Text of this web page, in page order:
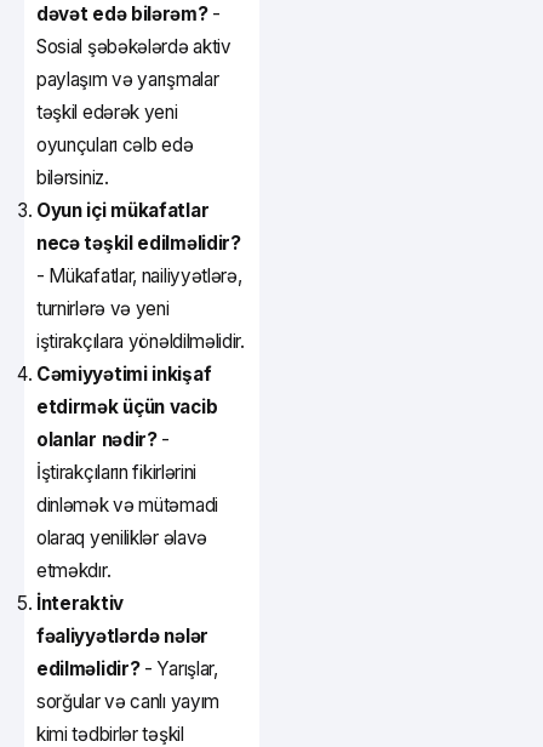
dəvət edə bilərəm?-
Sosial şəbəkələrdə aktiv
paylaşım və yarışmalar
təşkil edərək yeni
oyunçuları cəlb edə
bilərsiniz.
Oyun içi mükafatlar
necə təşkil edilməlidir?
- Mükafatlar, nailiyyətlərə,
turnirlərə və yeni
iştirakçılara yönəldilməlidir.
Cəmiyyətimi inkişaf
etdirmək üçün vacib
olanlar nədir?-
İştirakçıların fikirlərini
dinləmək və mütəmadi
olaraq yeniliklər əlavə
etməkdır.
İnteraktiv
fəaliyyətlərdə nələr
edilməlidir?- Yarışlar,
sorğular və canlı yayım
kimi tədbirlər təşkil